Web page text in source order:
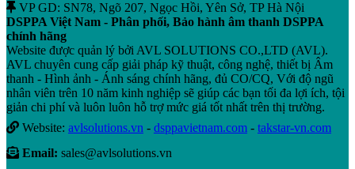
VP GD: SN78, Ngõ 207, Ngọc Hồi, Yên Sở, TP Hà Nội
DSPPA Việt Nam - Phân phối, Bảo hành âm thanh DSPPA
chính hãng
Website được quản lý bởi AVL SOLUTIONS CO.,LTD (AVL).
AVL chuyên cung cấp giải pháp kỹ thuật, công nghệ, thiết bị Âm
thanh - Hình ảnh - Ánh sáng chính hãng, đủ CO/CQ, Với độ ngũ
nhân viên trên 10 năm kinh nghiệp sẽ giúp các bạn tối đa lợi ích, tội
giản chi phí và luôn luôn hỗ trợ mức giá tốt nhất trên thị trường.
Website: avlsolutions.vn - dsppavietnam.com - takstar-vn.com
Email: sales@avlsolutions.vn